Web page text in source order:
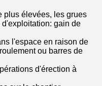
plus élevées, les grues
gain de
l'espace en raison de
ou barres de
d'érection à